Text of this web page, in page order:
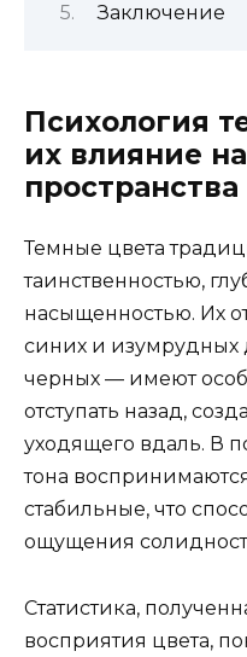
Заключение
Психология
их влияние
пространства
Темные цвета
таинственностью,
насыщенностью. Их
синих и изумрудных
черных — имеют
отступать назад,
уходящего вдаль. В
тона
стабильные, что
ощущения
Статистика,
восприятия цвета,